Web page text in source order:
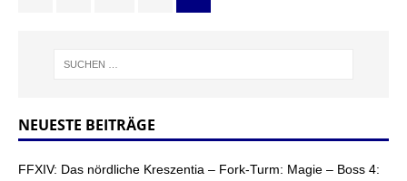
NEUESTE BEITRÄGE
FFXIV: Das nördliche Kreszentia – Fork-Turm: Magie – Boss 4: